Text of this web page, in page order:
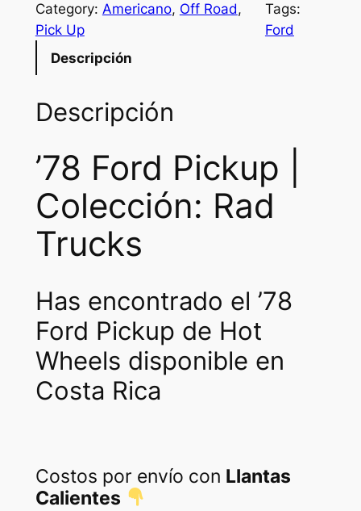
n
p
i
e
w
s
:
₡
6
0
.
n
r
c
e
i
₡
4
2
2
Category: Americano, Off Road
Pick Up
Tags:
Ford
Descripción
Descripción
’78 Ford Pickup |
Colección: Rad
Trucks
Has encontrado el ’78
Ford Pickup de Hot
Wheels disponible en
Costa Rica
Costos por envío con Llantas
Calientes